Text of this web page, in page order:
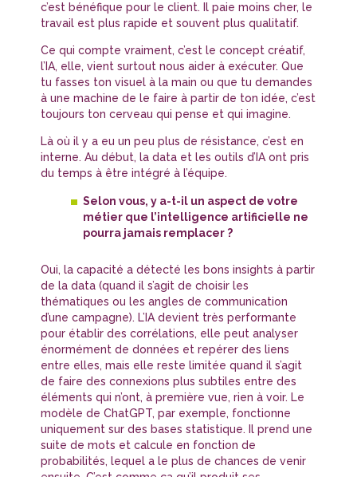
c’est bénéfique pour le client. Il paie moins cher, le
travail est plus rapide et souvent plus qualitatif.
Ce qui compte vraiment, c’est le concept créatif,
l’IA, elle, vient surtout nous aider à exécuter. Que
tu fasses ton visuel à la main ou que tu demandes
à une machine de le faire à partir de ton idée, c’est
toujours ton cerveau qui pense et qui imagine.
Là où il y a eu un peu plus de résistance, c’est en
interne. Au début, la data et les outils d’IA ont pris
du temps à être intégré à l’équipe.
Selon vous, y a-t-il un aspect de votre
métier que l’intelligence artificielle ne
pourra jamais remplacer ?
Oui, la capacité a détecté les bons insights à partir
de la data (quand il s’agit de choisir les
thématiques ou les angles de communication
d’une campagne). L’IA devient très performante
pour établir des corrélations, elle peut analyser
énormément de données et repérer des liens
entre elles, mais elle reste limitée quand il s’agit
de faire des connexions plus subtiles entre des
éléments qui n’ont, à première vue, rien à voir. Le
modèle de ChatGPT, par exemple, fonctionne
uniquement sur des bases statistique. Il prend une
suite de mots et calcule en fonction de
probabilités, lequel a le plus de chances de venir